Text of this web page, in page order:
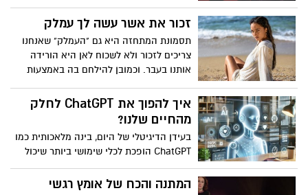
ללכוד אותך בלולאות מחשבה שליליות -
"פטפוט", כפי שמכנה זאת הפסיכולוג ומדען
ההיבטים הפחות מועילים של הקול בתוך
הראש שלך, כמו גם כיצד לרתום את
הפטפוטים כדי להתגבר על הספק, לשפר את
המיקוד שלך ולשנות את הרווחה שלך.
זכור את אשר עשה לך עמלק
תסמונת המתחזה היא גם "העמלק" שאנחנו
צריכים לזכור ולא לשכוח לאן היא הורידה
אותנו בעבר. וכמובן להילחם בה באמצעות
איך להפוך את ChatGPT לחלק
מהחיים שלנו?
בעידן הדיגיטלי של היום, בינה מלאכותית כמו
ChatGPT הופכת לכלי שימושי ביותר שיכול
לשפר את חיי היומיום שלנו. בין אם מדובר
בסיוע בלימודים, תכנון משימות, יצירת תוכן,
המתנה והכח של אומץ רגשי